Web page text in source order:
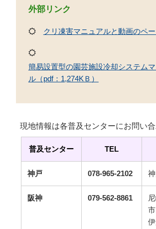
外部リンク
クリ凍害マニュアルと動画のペ
簡易設置型の園芸施設冷却システム
ル（pdf：1,274KＢ）
現地情報は各普及センターにお問い合
普及センター TEL
神戸 078-965-2102
阪神 079-562-8861